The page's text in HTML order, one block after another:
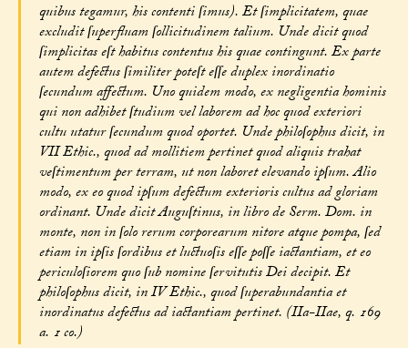
quibus tegamur, his contenti ſimus). Et ſimplicitatem, quae
excludit ſuperfluam ſollicitudinem talium. Unde dicit quod
ſimplicitas eſt habitus contentus his quae contingunt. Ex parte
autem defectus ſimiliter poteſt eſſe duplex inordinatio
ſecundum affectum. Uno quidem modo, ex negligentia hominis
qui non adhibet ſtudium vel laborem ad hoc quod exteriori
cultu utatur ſecundum quod oportet. Unde philoſophus dicit, in
VII Ethic., quod ad mollitiem pertinet quod aliquis trahat
veſtimentum per terram, ut non laboret elevando ipſum. Alio
modo, ex eo quod ipſum defectum exterioris cultus ad gloriam
ordinant. Unde dicit Auguſtinus, in libro de Serm. Dom. in
monte, non in ſolo rerum corporearum nitore atque pompa, ſed
etiam in ipſis ſordibus et luctuoſis eſſe poſſe iactantiam, et eo
periculoſiorem quo ſub nomine ſervitutis Dei decipit. Et
philoſophus dicit, in IV Ethic., quod ſuperabundantia et
inordinatus defectus ad iactantiam pertinet. (IIa-IIae, q. 169
a. 1 co.)